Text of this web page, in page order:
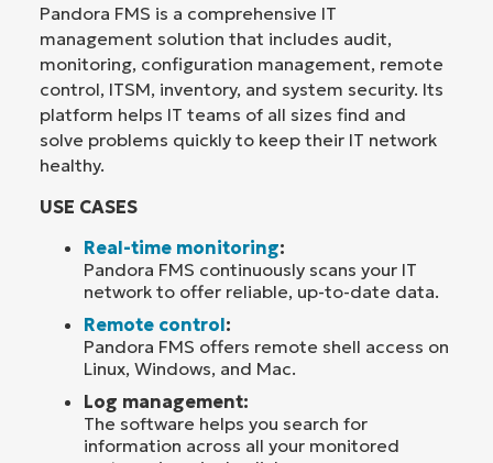
Pandora FMS is a comprehensive IT
management solution that includes audit,
monitoring, configuration management, remote
control, ITSM, inventory, and system security. Its
platform helps IT teams of all sizes find and
solve problems quickly to keep their IT network
healthy.
USE CASES
Real-time monitoring:
Pandora FMS continuously scans your IT
network to offer reliable, up-to-date data.
Remote control:
Pandora FMS offers remote shell access on
Linux, Windows, and Mac.
Log management:
The software helps you search for
information across all your monitored